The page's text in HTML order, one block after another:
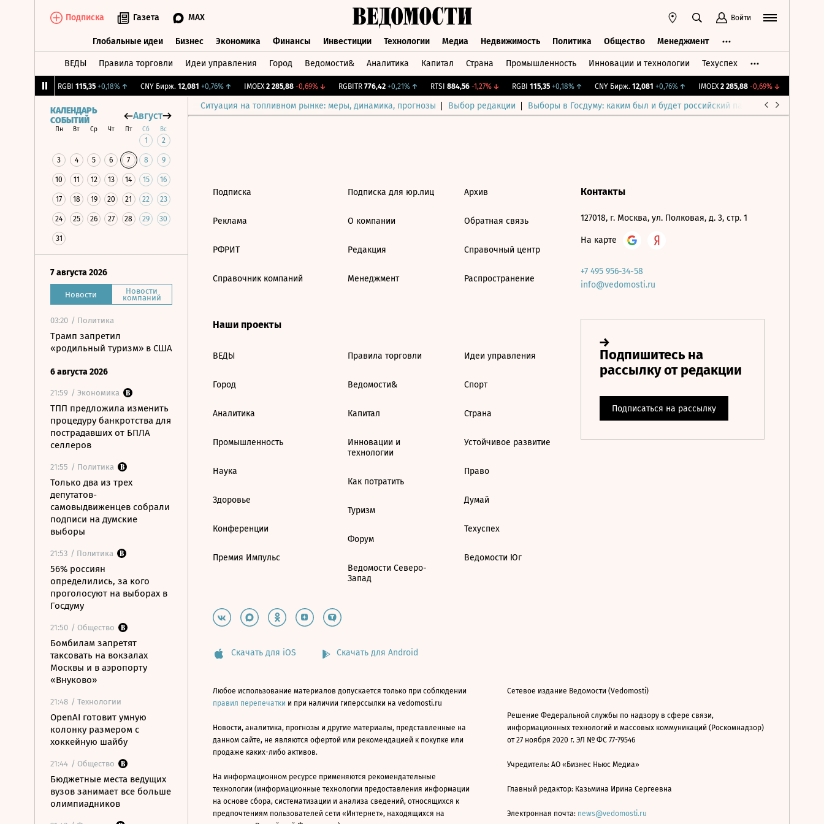
Подписка Газета MAX Войти
Глобальные идеи Бизнес Экономика Финансы Инвестиции Технологии Медиа Недвижимость Политика Общество Менеджмент
ВЕДЫ Правила торговли Идеи управления Город Ведомости& Аналитика Капитал Страна Промышленность Инновации и технологии Техуспех
RGBI 115,35 +0,18%↑ CNY Бирж. 12,081 +0,76%↑ IMOEX 2 285,88 -0,69%↓ RGBITR 776,42 +0,21%↑ RTSI 884,56 -1,27%↓ RGBI 115,35 +0,18%↑ CNY Бирж. 12,081 +0,76%↑ IMOEX 2 285,88 -0,69%↓
Ситуация на топливном рынке: меры, динамика, прогнозы Выбор редакции Выборы в Госдуму: каким был и будет российский парламент
КАЛЕНДАРЬ
СОБЫТИЙ
Август
Пн Вт Ср Чт Пт Сб Вс
1 2
3 4 5 6 7 8 9
10 11 12 13 14 15 16
17 18 19 20 21 22 23
24 25 26 27 28 29 30
31
7 августа 2026
Новости Новости
компаний
03:20 / Политика
Трамп запретил
«родильный туризм» в США
6 августа 2026
21:59 / Экономика
ТПП предложила изменить
процедуру банкротства для
пострадавших от БПЛА
селлеров
21:55 / Политика
Только два из трех
депутатов-
самовыдвиженцев собрали
подписи на думские
выборы
21:53 / Политика
56% россиян
определились, за кого
проголосуют на выборах в
Госдуму
21:50 / Общество
Бомбилам запретят
таксовать на вокзалах
Москвы и в аэропорту
«Внуково»
21:48 / Технологии
OpenAI готовит умную
колонку размером с
хоккейную шайбу
21:44 / Общество
Бюджетные места ведущих
вузов занимает все больше
олимпиадников
Подписка
Реклама
РФРИТ
Справочник компаний
Подписка для юр.лиц
О компании
Редакция
Менеджмент
Архив
Обратная связь
Справочный центр
Распространение
Наши проекты
ВЕДЫ
Город
Аналитика
Промышленность
Наука
Здоровье
Конференции
Премия Импульс
Правила торговли
Ведомости&
Капитал
Инновации и
технологии
Как потратить
Туризм
Форум
Ведомости Северо-
Запад
Идеи управления
Спорт
Страна
Устойчивое развитие
Право
Думай
Техуспех
Ведомости Юг
Контакты
127018, г. Москва, ул. Полковая, д. 3, стр. 1
На карте
+7 495 956-34-58
info@vedomosti.ru
Скачать для iOS Скачать для Android
Любое использование материалов допускается только при соблюдении
правил перепечатки и при наличии гиперссылки на vedomosti.ru
Новости, аналитика, прогнозы и другие материалы, представленные на
данном сайте, не являются офертой или рекомендацией к покупке или
продаже каких-либо активов.
На информационном ресурсе применяются рекомендательные
технологии (информационные технологии предоставления информации
на основе сбора, систематизации и анализа сведений, относящихся к
предпочтениям пользователей сети «Интернет», находящихся на
Сетевое издание Ведомости (Vedomosti)
Решение Федеральной службы по надзору в сфере связи,
информационных технологий и массовых коммуникаций (Роскомнадзор)
от 27 ноября 2020 г. ЭЛ № ФС 77-79546
Учредитель: АО «Бизнес Ньюс Медиа»
Главный редактор: Казьмина Ирина Сергеевна
Электронная почта: news@vedomosti.ru